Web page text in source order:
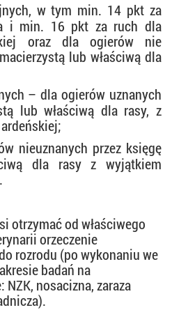
w tym min. 14 pkt za
i min. 16 pkt za ruch dla
oraz dla ogierów nie
lub właściwą dla
– dla ogierów uznanych
lub właściwą dla rasy, z
nieuznanych przez księgę
dla rasy z wyjątkiem
otrzymać od właściwego
orzeczenie
rozrodu (po wykonaniu we
badań na
NZK, nosacizna, zaraza